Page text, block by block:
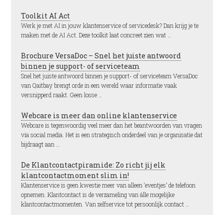
Toolkit AI Act
Werk je met AI in jouw klantenservice of servicedesk? Dan krijg je te
maken met de AI Act. Deze toolkit laat concreet zien wat …
Brochure VersaDoc – Snel het juiste antwoord
binnen je support- of serviceteam
Snel het juiste antwoord binnen je support- of serviceteam VersaDoc
van Qaitbay brengt orde in een wereld waar informatie vaak
versnipperd raakt. Geen losse …
Webcare is meer dan online klantenservice
Webcare is tegenwoordig veel meer dan het beantwoorden van vragen
via social media. Het is een strategisch onderdeel van je organisatie dat
bijdraagt aan …
De Klantcontactpiramide: Zo richt jij elk
klantcontactmoment slim in!
Klantenservice is geen kwestie meer van alleen ‘eventjes’ de telefoon
opnemen. Klantcontact is de verzameling van álle mogelijke
klantcontactmomenten. Van zelfservice tot persoonlijk contact …